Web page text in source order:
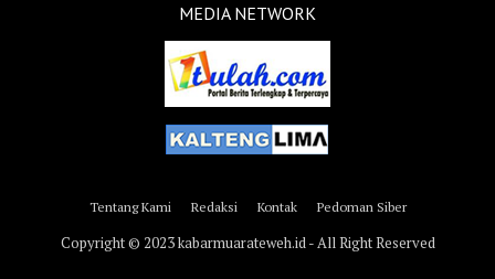
MEDIA NETWORK
Tentang Kami Redaksi Kontak Pedoman Siber
Copyright © 2023 kabarmuarateweh.id - All Right Reserved